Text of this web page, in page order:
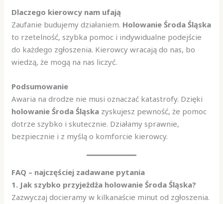
Dlaczego kierowcy nam ufają
Zaufanie budujemy działaniem. Holowanie Środa Śląska
to rzetelność, szybka pomoc i indywidualne podejście
do każdego zgłoszenia. Kierowcy wracają do nas, bo
wiedzą, że mogą na nas liczyć.
Podsumowanie
Awaria na drodze nie musi oznaczać katastrofy. Dzięki
holowanie Środa Śląska zyskujesz pewność, że pomoc
dotrze szybko i skutecznie. Działamy sprawnie,
bezpiecznie i z myślą o komforcie kierowcy.
FAQ – najczęściej zadawane pytania
1. Jak szybko przyjeżdża holowanie Środa Śląska?
Zazwyczaj docieramy w kilkanaście minut od zgłoszenia.